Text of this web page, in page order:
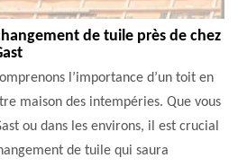
de tuile près de chez
l’importance d’un toit en
maison des intempéries. Que vous
ou dans les environs, il est crucial
de tuile qui saura